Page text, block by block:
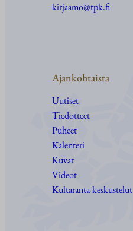
kirjaamo@tpk.fi
Ajankohtaista
Uutiset
Tiedotteet
Puheet
Kalenteri
Kuvat
Videot
Kultaranta-keskustelut